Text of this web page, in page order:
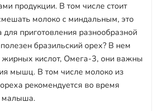
продукции. В том числе стоит
молоко с миндальным, это
для приготовления разнообразной
бразильский орех? В нем
жирных кислот, Омега-3, они важны
мышц. В том числе молоко из
рекомендуется во время
малыша.